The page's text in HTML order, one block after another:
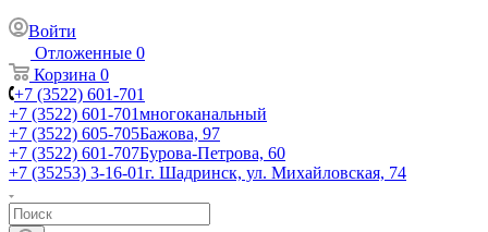
Войти
Отложенные 0
Корзина 0
+7 (3522) 601-701
+7 (3522) 601-701многоканальный
+7 (3522) 605-705Бажова, 97
+7 (3522) 601-707Бурова-Петрова, 60
+7 (35253) 3-16-01г. Шадринск, ул. Михайловская, 74